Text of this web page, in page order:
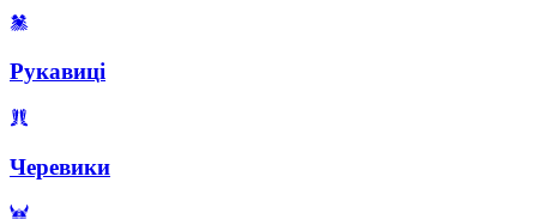
Рукавиці
Черевики